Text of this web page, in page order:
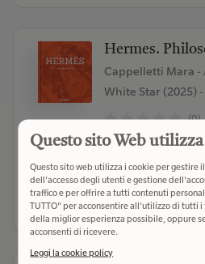
Hermes.
Cappelletti Mara -
White Star (2025)-
(0)
Seleziona
Questo sito Web
Questo sito web utilizza i cookie per gestire
dell'accesso degli utenti e gestione
traffico e per offrire a tutti contenuti
TUTTO" per acconsentire all'utilizzo di tutti
della miglior esperienza possibile, oppure
acconsenti di ricevere.
Leggi la cookie policy